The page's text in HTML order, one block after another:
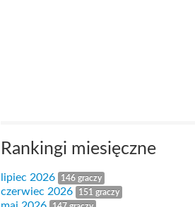
Rankingi miesięczne
lipiec 2026 146 graczy
czerwiec 2026 151 graczy